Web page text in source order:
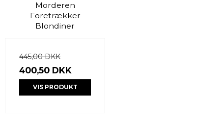
Morderen
Foretrækker
Blondiner
445,00 DKK
400,50 DKK
VIS PRODUKT